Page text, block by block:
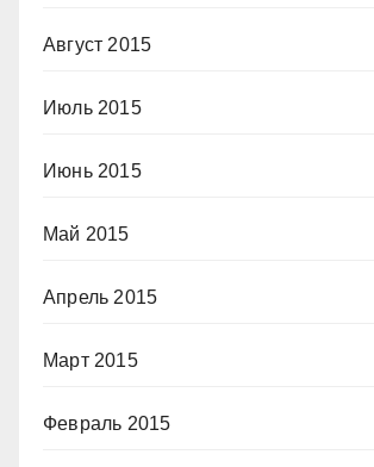
Август 2015
Июль 2015
Июнь 2015
Май 2015
Апрель 2015
Март 2015
Февраль 2015